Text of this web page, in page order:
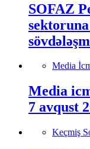
SOFAZ
Media
Media
7 avqust
Keçmiş